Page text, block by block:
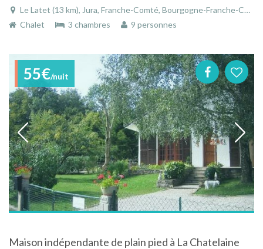
Le Latet (13 km), Jura, Franche-Comté, Bourgogne-Franche-Comté, France
Chalet
3 chambres 9 personnes
55€/nuit
Maison indépendante de plain pied à La Chatelaine